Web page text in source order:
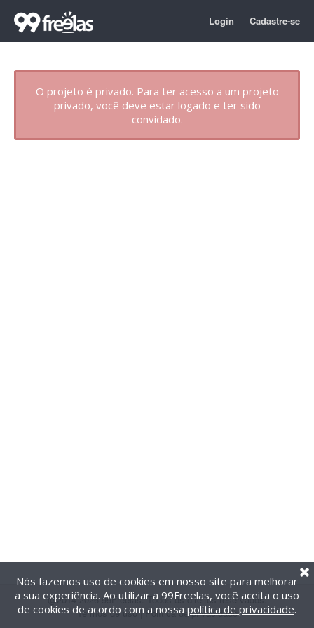
Login Cadastre-se
O projeto é privado. Para ter acesso a um projeto
privado, você deve estar logado e ter sido
convidado.
@2014-2026 99Freelas. Todos os direitos reservados.
Termos de uso| Política de privacidade
Nós fazemos uso de cookies em nosso site para melhorar
a sua experiência. Ao utilizar a 99Freelas, você aceita o uso
de cookies de acordo com a nossa política de privacidade.